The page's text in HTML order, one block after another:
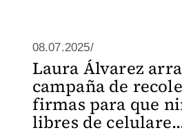
08.07.2025/
Laura Álvarez
campaña de
firmas para que
libres de